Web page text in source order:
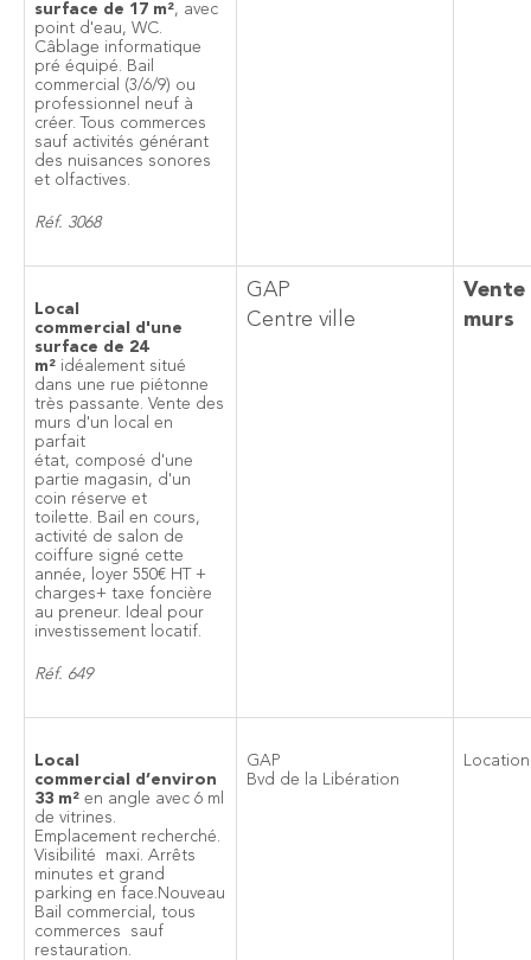
surface de 17 m², avec
point d'eau, WC.
Câblage informatique
pré équipé. Bail
commercial (3/6/9) ou
professionnel neuf à
créer. Tous commerces
sauf activités générant
des nuisances sonores
et olfactives.
Réf. 3068
Local
commercial d'une
surface de 24
m² idéalement situé
dans une rue piétonne
très passante. Vente des
murs d'un local en
parfait
état, composé d'une
partie magasin, d'un
coin réserve et
toilette. Bail en cours,
activité de salon de
coiffure signé cette
année, loyer 550€ HT +
charges+ taxe foncière
au preneur. Ideal pour
investissement locatif.
Réf. 649
GAP
Centre ville
Vente
murs
Local
commercial d’environ
33 m² en angle avec 6 ml
de vitrines.
Emplacement recherché.
Visibilité maxi. Arrêts
minutes et grand
parking en face.Nouveau
Bail commercial, tous
commerces sauf
restauration.
GAP
Bvd de la Libération
Location